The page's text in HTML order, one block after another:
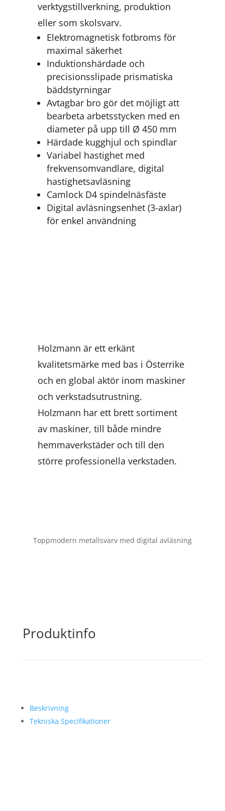
verktygstillverkning, produktion
eller som skolsvarv.
Elektromagnetisk fotbroms för
maximal säkerhet
Induktionshärdade och
precisionsslipade prismatiska
bäddstyrningar
Avtagbar bro gör det möjligt att
bearbeta arbetsstycken med en
diameter på upp till Ø 450 mm
Härdade kugghjul och spindlar
Variabel hastighet med
frekvensomvandlare, digital
hastighetsavläsning
Camlock D4 spindelnäsfäste
Digital avläsningsenhet (3-axlar)
för enkel användning
Holzmann är ett erkänt
kvalitetsmärke med bas i Österrike
och en global aktör inom maskiner
och verkstadsutrustning.
Holzmann har ett brett sortiment
av maskiner, till både mindre
hemmaverkstäder och till den
större professionella verkstaden.
Toppmodern metallsvarv med digital avläsning
Produktinfo
Beskrivning
Tekniska Specifikationer